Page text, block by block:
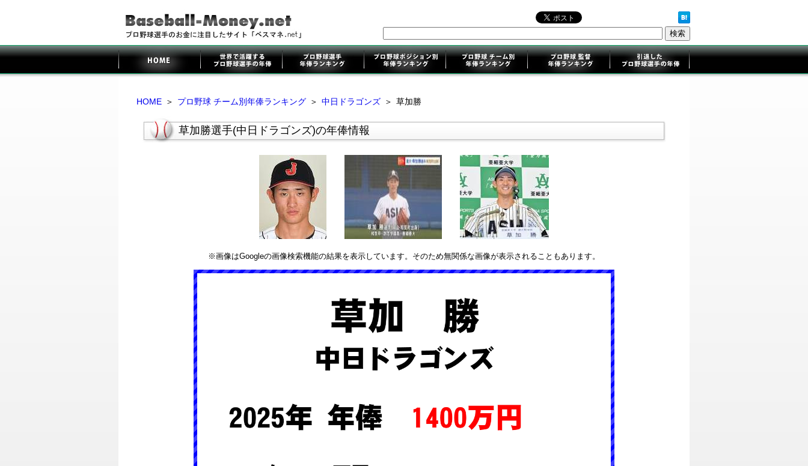
HOME ＞ プロ野球 チーム別年俸ランキング ＞ 中日ドラゴンズ ＞ 草加勝
草加勝選手(中日ドラゴンズ)の年俸情報
※画像はGoogleの画像検索機能の結果を表示しています。そのため無関係な画像が表示されることもあります。